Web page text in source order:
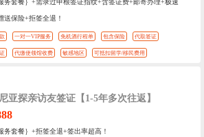
务套餐｝+需录过申根签证指纹+含签证费+邮寄办理+极速
送保险+拒签全退！
一对一VIP服务 免机酒行程单 包含保险 代取签证
代缴使领馆收费 敏感地区 可抵扣留学/移民费用
亚探亲访友签证【1-5年多次往返】
务套餐｝+拒签全退+签出率超高！